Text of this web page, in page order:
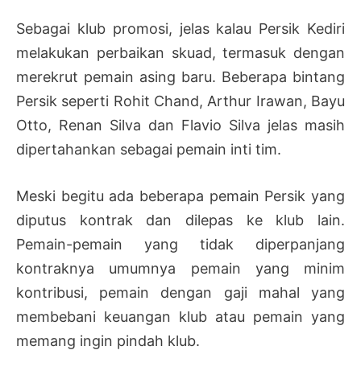
Sebagai klub promosi, jelas kalau Persik Kediri
melakukan perbaikan skuad, termasuk dengan
merekrut pemain asing baru. Beberapa bintang
Persik seperti Rohit Chand, Arthur Irawan, Bayu
Otto, Renan Silva dan Flavio Silva jelas masih
dipertahankan sebagai pemain inti tim.
Meski begitu ada beberapa pemain Persik yang
diputus kontrak dan dilepas ke klub lain.
Pemain-pemain yang tidak diperpanjang
kontraknya umumnya pemain yang minim
kontribusi, pemain dengan gaji mahal yang
membebani keuangan klub atau pemain yang
memang ingin pindah klub.